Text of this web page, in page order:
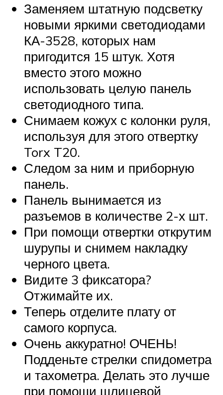
Заменяем штатную подсветку
новыми яркими светодиодами
КА-3528, которых нам
пригодится 15 штук. Хотя
вместо этого можно
использовать целую панель
светодиодного типа.
Снимаем кожух с колонки руля,
используя для этого отвертку
Torx T20.
Следом за ним и приборную
панель.
Панель вынимается из
разъемов в количестве 2-х шт.
При помощи отвертки открутим
шурупы и снимем накладку
черного цвета.
Видите 3 фиксатора?
Отжимайте их.
Теперь отделите плату от
самого корпуса.
Очень аккуратно! ОЧЕНЬ!
Подденьте стрелки спидометра
и тахометра. Делать это лучше
при помощи шлицевой